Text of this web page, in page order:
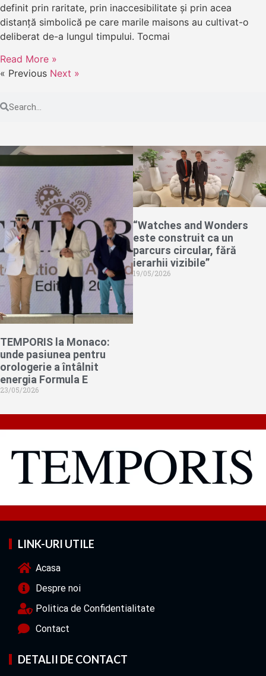
definit prin raritate, prin inaccesibilitate și prin acea
distanță simbolică pe care marile maisons au cultivat-o
deliberat de-a lungul timpului. Tocmai
Read More »
« Previous Next »
TEMPORIS la Monaco:
unde pasiunea pentru
orologerie a întâlnit
energia Formula E
23/05/2026
“Watches and Wonders
este construit ca un
parcurs circular, fără
ierarhii vizibile”
19/05/2026
LINK-URI UTILE
Acasa
Despre noi
Politica de Confidentialitate
Contact
DETALII DE CONTACT